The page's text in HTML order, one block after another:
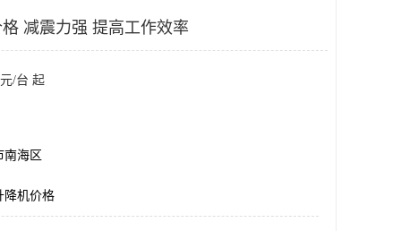
减震力强 提高工作效率
/台 起
南海区
降机价格